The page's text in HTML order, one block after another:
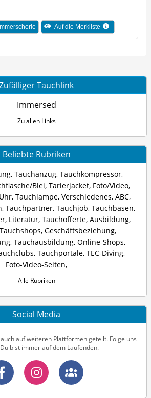
Auf die Merkliste
Tauchlink
Immersed
Zu allen Links
Beliebte Rubriken
, Tauchanzug, Tauchkompressor,
Blei, Tarierjacket, Foto/Video,
, Tauchlampe, Verschiedenes, ABC,
, Tauchpartner, Tauchjob, Tauchbasen,
, Literatur, Tauchofferte, Ausbildung,
Tauchshops, Geschäftsbeziehung,
, Tauchausbildung, Online-Shops,
, Tauchportale, TEC-Diving,
Foto-Video-Seiten,
Alle Rubriken
Social Media
auf weiteren Plattformen geteilt. Folge uns
bist immer auf dem Laufenden.